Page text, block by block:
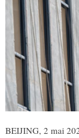
BEIJING, 2 mai